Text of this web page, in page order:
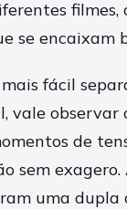
filmes,
se encaixam
fácil
vale observar
de
sem
uma